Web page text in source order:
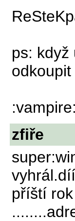
ps: když
odkoupit
:vampire:
zfiře
příští